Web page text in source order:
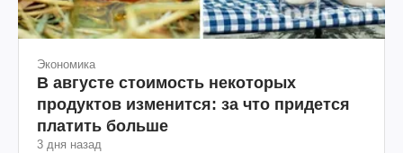
Экономика
В августе стоимость некоторых
продуктов изменится: за что придется
платить больше
3 дня назад